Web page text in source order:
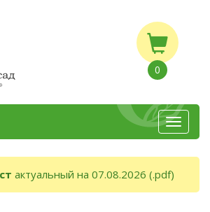
0
Toggle
актуальный на 07.08.2026 (.pdf)